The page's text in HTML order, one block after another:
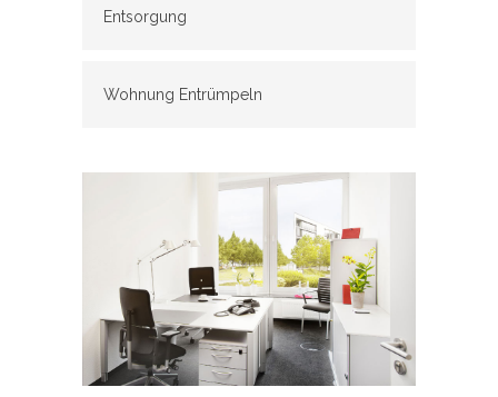
Entsorgung
Wohnung Entrümpeln